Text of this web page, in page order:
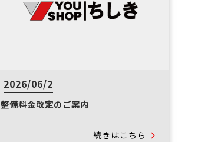
2026/06/2
整備料金改定のご案内
続きはこちら